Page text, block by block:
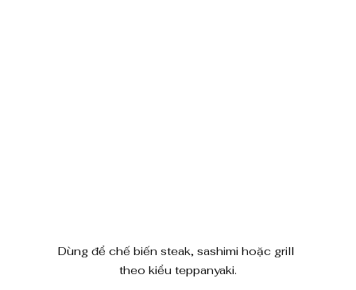
Dùng để chế biến steak, sashimi hoặc grill
theo kiểu teppanyaki.